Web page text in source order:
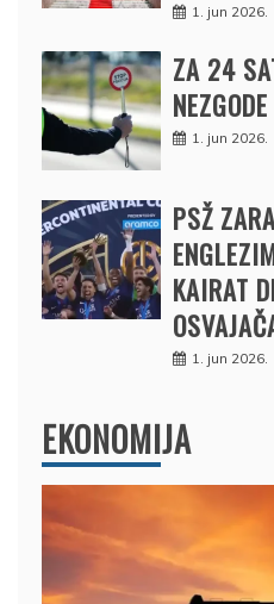
1. jun 2026.
ZA 24
NEZGODE
1. jun 2026.
PSŽ
KAIRAT
1. jun 2026.
EKONOMIJA